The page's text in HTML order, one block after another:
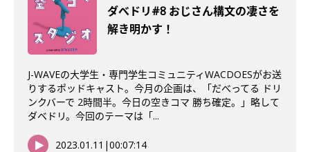
ダべドリ#8 おじさん構文の凄さを
解き明かす！
J-WAVEの大学生・専門学生コミュニティWACDOESがお送
りするポッドキャスト。今月の企画は、「だべってる ドリ
ンクバーで 2時間半。今日の空きコマ 勝ち確定。」略して
ダベドリ。今回のテーマは「...
2023.01.11 |00:07:14